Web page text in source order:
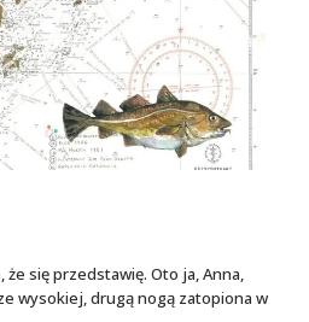
się przedstawię. Oto ja, Anna,
wysokiej, drugą nogą zatopiona w